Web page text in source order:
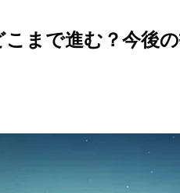
まで進む？今後